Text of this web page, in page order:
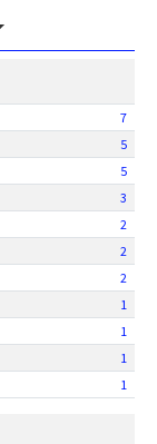
7
5
5
3
2
2
2
1
1
1
1